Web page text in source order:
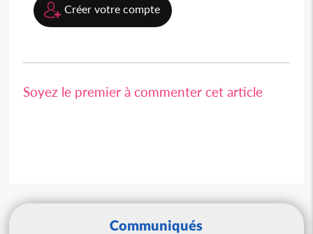
Créer votre compte
Soyez le premier à commenter cet article
Communiqués